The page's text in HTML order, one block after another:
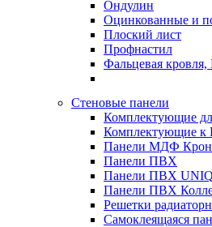
Ондулин
Оцинкованные и
Плоский лист
Профнастил
Фальцевая
Стеновые панели
Комплектующие
Комплектующие к
Панели МДФ
Панели ПВХ
Панели ПВХ
Панели ПВХ
Решетки
Самоклеящаяся